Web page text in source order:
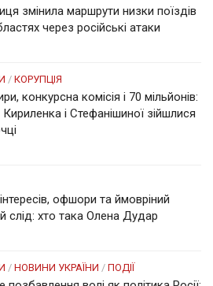
змінила маршрути низки поїздів
через російські атаки
/ КОРУПЦІЯ
конкурсна комісія і 70 мільйонів:
і Стефанішиної зійшлися
офшори та ймовріний
слід: хто така Олена Дудар
/ НОВИНИ УКРАЇНИ / ПОДІЇ